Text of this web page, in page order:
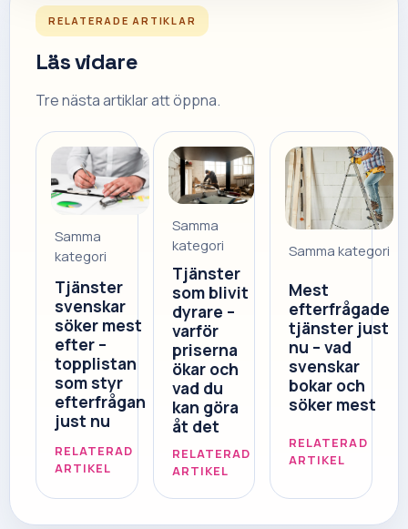
RELATERADE ARTIKLAR
Läs vidare
Tre nästa artiklar att öppna.
Samma
kategori
Tjänster
svenskar
söker mest
efter –
topplistan
som styr
efterfrågan
just nu
RELATERAD
ARTIKEL
Samma
kategori
Tjänster
som blivit
dyrare –
varför
priserna
ökar och
vad du
kan göra
åt det
RELATERAD
ARTIKEL
Samma kategori
Mest
efterfrågade
tjänster just
nu – vad
svenskar
bokar och
söker mest
RELATERAD
ARTIKEL